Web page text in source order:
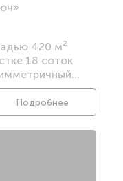
420 м²
18 соток
Подробнее